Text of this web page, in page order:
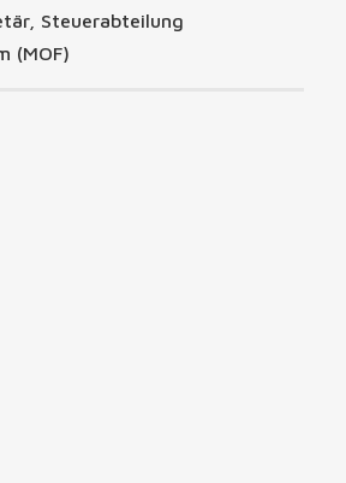
Steuerabteilung
(MOF)